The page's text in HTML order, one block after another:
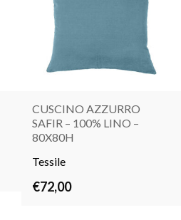
CUSCINO AZZURRO
SAFIR – 100% LINO –
80X80H
Tessile
€72,00